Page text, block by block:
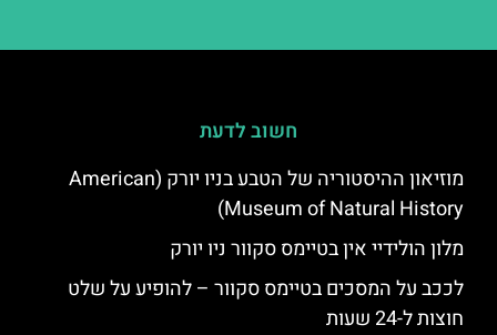
חשוב לדעת
מוזיאון ההיסטוריה של הטבע בניו יורק (American
Museum of Natural History)
מלון הולידיי אין בטיימס סקוור ניו יורק
לככב על המסכים בטיימס סקוור – להופיע על שלט
חוצות ל-24 שעות